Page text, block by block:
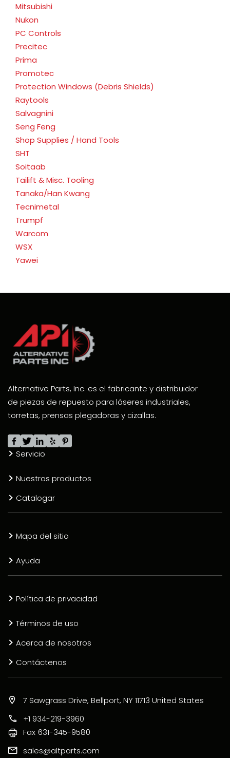
Mitsubishi
Nukon
PC Controls
Precitec
Prima
Promotec
Protection Windows (Debris Shields)
Raytools
Salvagnini
Seng Feng
Shop Supplies / Hand Tools
SHT
Soitaab
Tailift & Misc. Tooling
Tanaka/Han Kwang
Tecnimetal
Trumpf
Warcom
WSX
Yawei
Alternative Parts, Inc. es el fabricante y distribuidor
de piezas de repuesto para láseres industriales,
torretas, prensas plegadoras y cizallas.
Servicio
Nuestros productos
Catalogar
Mapa del sitio
Ayuda
Política de privacidad
Términos de uso
Acerca de nosotros
Contáctenos
7 Sawgrass Drive, Bellport, NY 11713 United States
+1 934-219-3960
Fax 631-345-9580
sales@altparts.com